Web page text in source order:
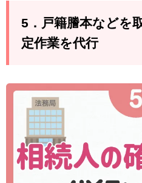
5．戸籍謄本などを
定作業を代行